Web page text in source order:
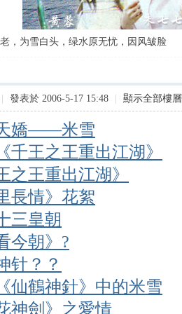
，为雪白头，绿水原无忧，因风皱脸
發表於 2006-5-17 15:48 顯示全部樓層
嬌——米雪
千王之王重出江湖》
之王重出江湖》
長情》花絮
三皇朝
今朝》?
针？？
仙鶴神針》中的米雪
神劍》之愛情